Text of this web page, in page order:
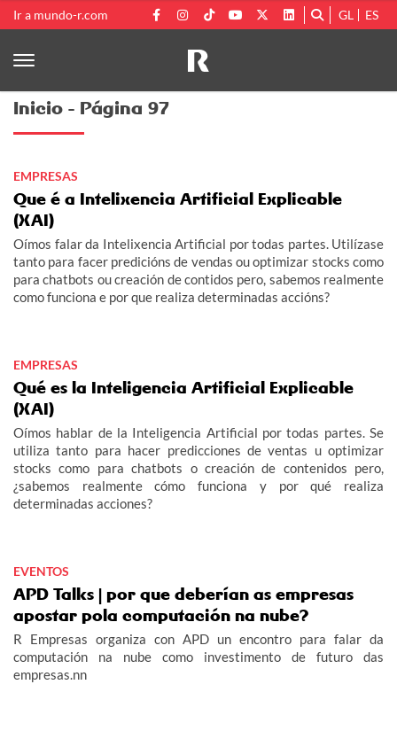
Ir a mundo-r.com GL ES
Inicio - Página 97
EMPRESAS
Que é a Intelixencia Artificial Explicable
(XAI)
Oímos falar da Intelixencia Artificial por todas partes. Utilízase
tanto para facer predicións de vendas ou optimizar stocks como
para chatbots ou creación de contidos pero, sabemos realmente
como funciona e por que realiza determinadas accións?
EMPRESAS
Qué es la Inteligencia Artificial Explicable
(XAI)
Oímos hablar de la Inteligencia Artificial por todas partes. Se
utiliza tanto para hacer predicciones de ventas u optimizar
stocks como para chatbots o creación de contenidos pero,
¿sabemos realmente cómo funciona y por qué realiza
determinadas acciones?
EVENTOS
APD Talks | por que deberían as empresas
apostar pola computación na nube?
R Empresas organiza con APD un encontro para falar da
computación na nube como investimento de futuro das
empresas.nn